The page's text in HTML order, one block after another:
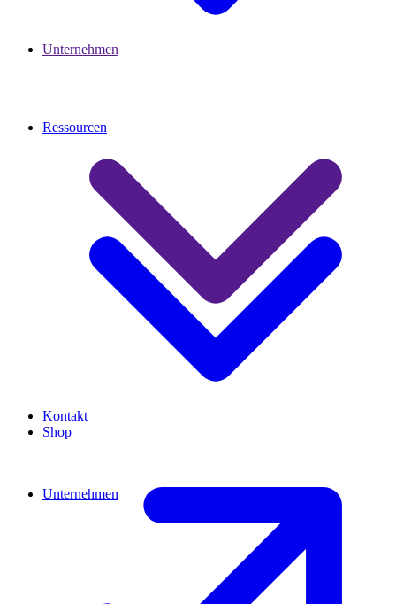
Unternehmen
Kontakt
Shop
Ressourcen
Unternehmen